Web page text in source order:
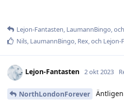
Lejon-Fantasten, LaumannBingo, och
Nils, LaumannBingo, Rex, och Lejon-
Lejon-Fantasten 2 okt 2023
NorthLondonForever